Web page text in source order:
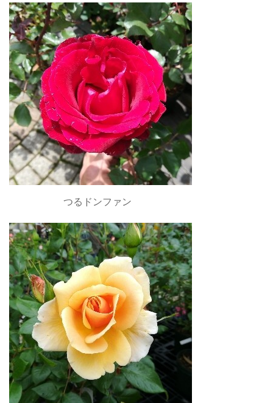
つるドンファン